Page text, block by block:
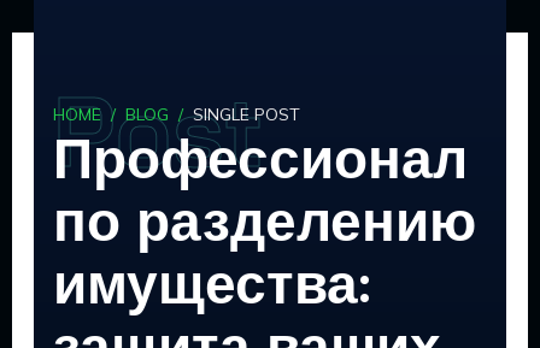
Post
Post
Post
HOME / BLOG / SINGLE POST
Профессионал
по разделению
имущества: